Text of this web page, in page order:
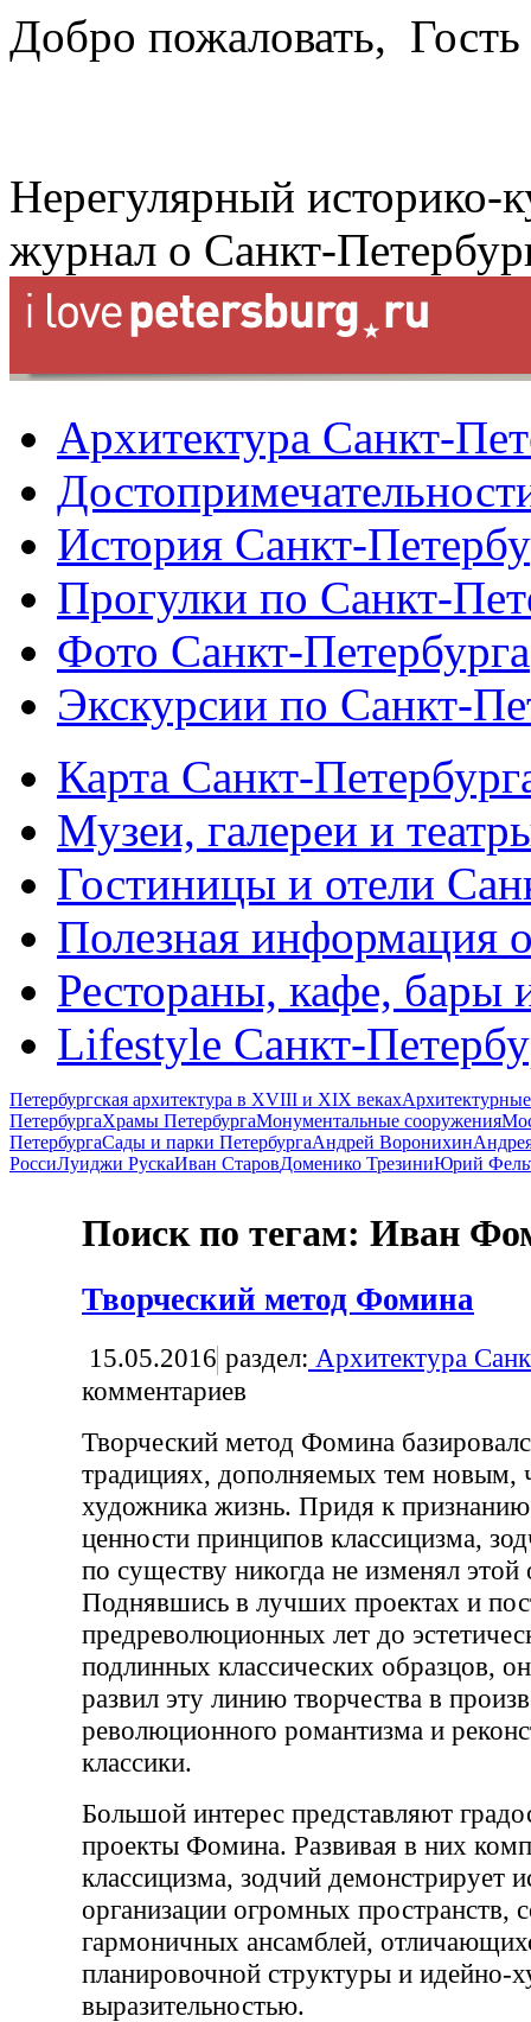
Добро пожаловать, Гость
Нерегулярный историко-
журнал о Санкт-
Архитектура Санкт-
История Санкт-
Прогулки по Санкт-
Фото Санкт-Петербурга
Экскурсии по Санкт-
Карта Санкт-
Музеи, галереи и
Гостиницы и отели
Полезная информация
Рестораны, кафе, бары
Lifestyle Санкт-
Петербургская архитектура в XVIII и XIX веках
ПетербургаХрамы ПетербургаМонументальные сооружения
ПетербургаСады и парки ПетербургаАндрей Воронихин
РоссиЛуиджи РускаИван СтаровДоменико ТрезиниЮрий
Поиск по тегам: Иван
Творческий метод Фомина
15.05.2016 раздел: Архитектура
комментариев
Творческий метод Фомина
традициях, дополняемых тем новым,
художника жизнь. Придя к
ценности принципов классицизма,
по существу никогда не изменял
Поднявшись в лучших проектах и
предреволюционных лет до
подлинных классических образцов,
развил эту линию творчества в
революционного романтизма и
классики.
Большой интерес представляют
проекты Фомина. Развивая в них
классицизма, зодчий демонстрирует
организации огромных пространств,
гармоничных ансамблей,
планировочной структуры и идейно-
выразительностью.